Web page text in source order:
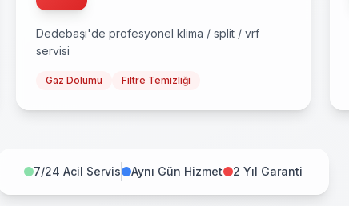
Dedebaşı'de profesyonel klima / split / vrf
servisi
Gaz Dolumu Filtre Temizliği
7/24 Acil Servis Aynı Gün Hizmet 2 Yıl Garanti